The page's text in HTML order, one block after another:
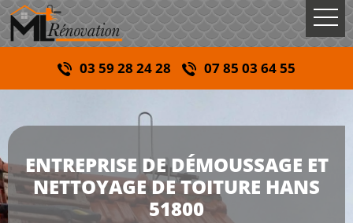
03 59 28 24 28 07 85 03 64 55
ENTREPRISE DE DÉMOUSSAGE ET
NETTOYAGE DE TOITURE HANS
51800